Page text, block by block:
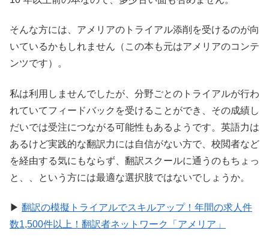
そんな方には、アメリアのトライアル添削を受けるのが向
いているかもしれません（この本も元はアメリアのコンテ
ンツです）。
私は利用しませんでしたが、分野ごとのトライアルが行わ
れていてフィードバックを受けることができ、その成績し
だいでは受注につながる可能性もあるようです。英語力は
あるけど実践的な翻訳力には自信がない方で、校閲者など
を経由する気にもならず、翻訳スクールに通うのもちょっ
と、、という方には最適な選択肢ではないでしょうか。
▶ 翻訳の模擬トライアルでスキルアップ！年間の求人件
数1,500件以上！翻訳者ネットワーク「アメリア」